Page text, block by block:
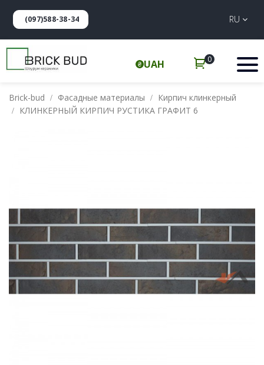
(097)588-38-34 RU
UAH 0
Brick-bud Фасадные материалы
Кирпич клинкерный
КЛИНКЕРНЫЙ КИРПИЧ РУСТИКА ГРАФИТ 6